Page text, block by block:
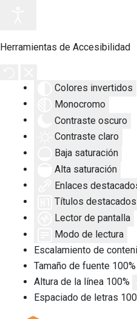
Herramientas de Accesibilidad
Colores invertidos
Monocromo
Contraste oscuro
Contraste claro
Baja saturación
Alta saturación
Enlaces
Títulos destacados
Lector de pantalla
Modo de lectura
Escalamiento de
Tamaño de fuente 100%
Altura de la línea 100%
Espaciado de letras 100